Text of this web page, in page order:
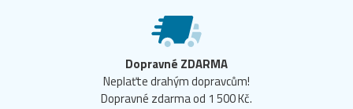
Dopravné ZDARMA
Neplaťte drahým dopravcům!
Dopravné zdarma od 1 500 Kč.